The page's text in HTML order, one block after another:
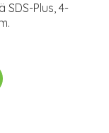
Plus, 4-